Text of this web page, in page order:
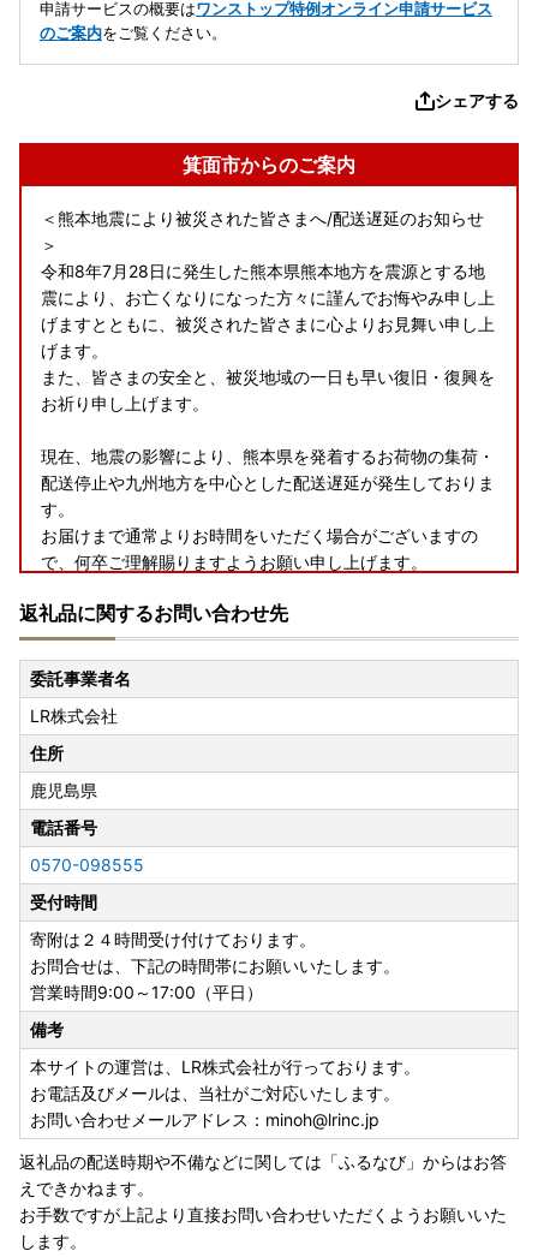
申請サービスの概要はワンストップ特例オンライン申請サービス
のご案内をご覧ください。
シェアする
箕面市からのご案内
＜熊本地震により被災された皆さまへ/配送遅延のお知らせ
＞
令和8年7月28日に発生した熊本県熊本地方を震源とする地
震により、お亡くなりになった方々に謹んでお悔やみ申し上
げますとともに、被災された皆さまに心よりお見舞い申し上
げます。
また、皆さまの安全と、被災地域の一日も早い復旧・復興を
お祈り申し上げます。
現在、地震の影響により、熊本県を発着するお荷物の集荷・
配送停止や九州地方を中心とした配送遅延が発生しておりま
す。
お届けまで通常よりお時間をいただく場合がございますの
で、何卒ご理解賜りますようお願い申し上げます。
＜ヤマト運輸・転送サービスの有料化のお知らせ＞
2023年6月1日以降、送り状に記載されたご住所以外にお届
け先を変更（転送）する場合、
送り状記載のお届け先から変更後のお届け先までの運賃が
「受取人様負担（着払い）」となります。
※贈答品の場合も「受取人様ご負担」となります。お届け先
の住所入力には十分ご注意ください。
※定期便をお申し込みの皆様は、お届け先変更の場合、必ず
箕面市までご連絡ください。
返礼品に関するお問い合わせ先
委託事業者名
LR株式会社
住所
鹿児島県
電話番号
0570-098555
受付時間
寄附は２４時間受け付けております。
お問合せは、下記の時間帯にお願いいたします。
営業時間9:00～17:00（平日）
備考
本サイトの運営は、LR株式会社が行っております。
お電話及びメールは、当社がご対応いたします。
お問い合わせメールアドレス：minoh@lrinc.jp
返礼品の配送時期や不備などに関しては「ふるなび」からはお答
えできかねます。
お手数ですが上記より直接お問い合わせいただくようお願いいた
します。